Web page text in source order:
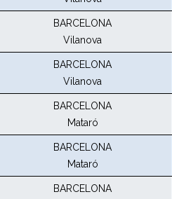
BARCELONA
Vilanova
BARCELONA
Vilanova
BARCELONA
Mataró
BARCELONA
Mataró
BARCELONA